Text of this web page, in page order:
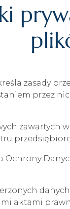
zasady
przez
zawartych w
Ochrony
aktami